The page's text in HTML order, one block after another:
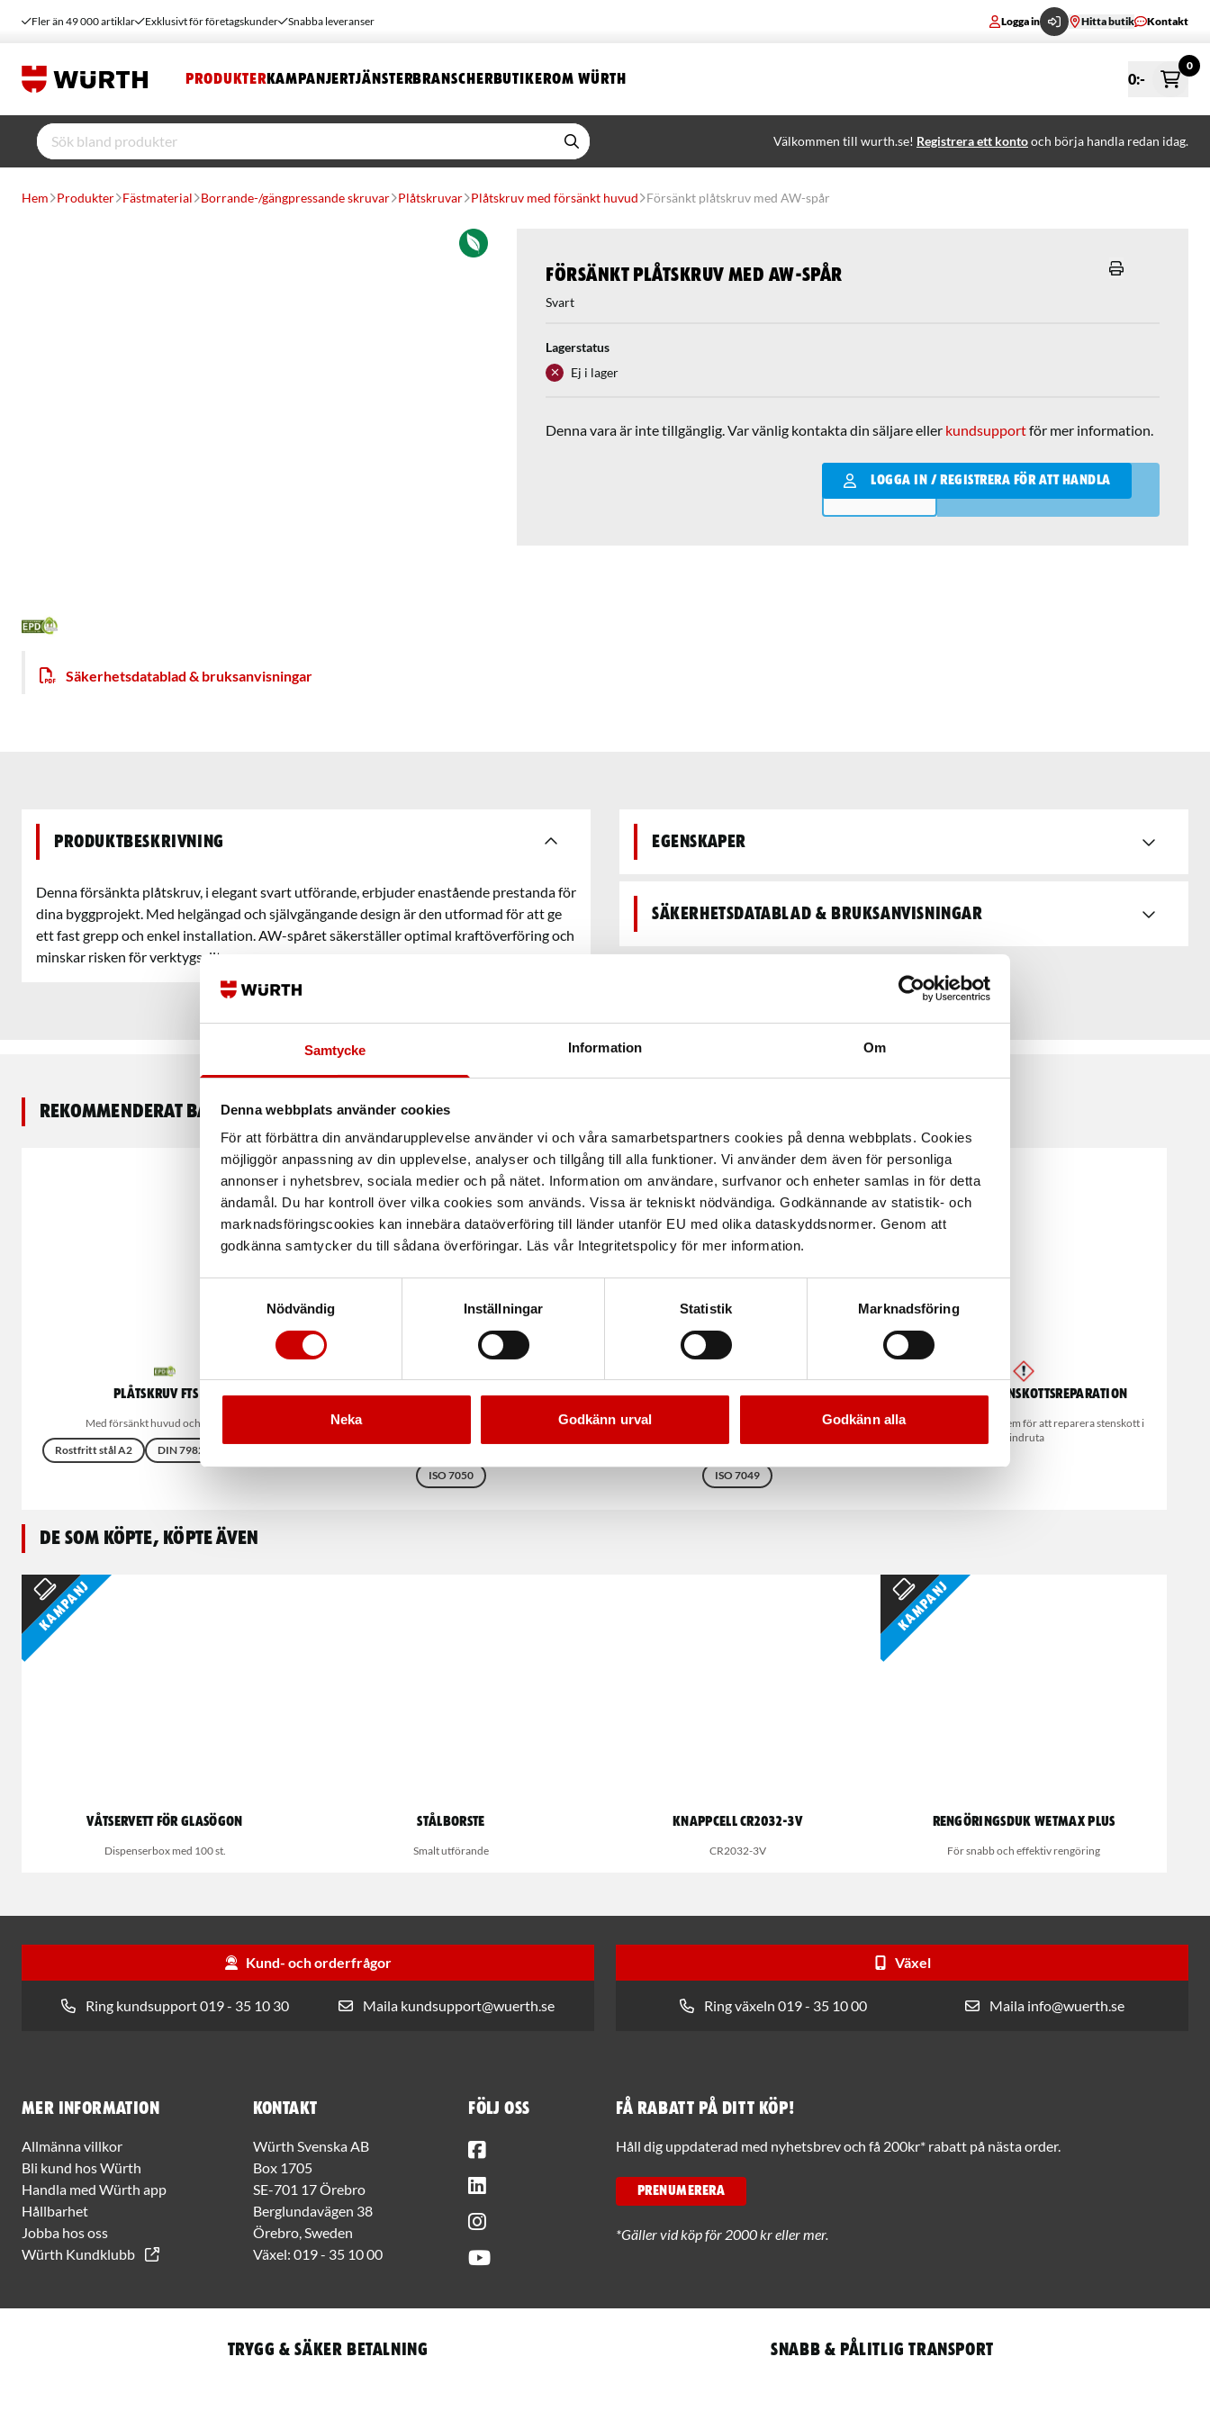
Samtycke Information Om
Denna webbplats använder cookies
För att förbättra din användarupplevelse använder vi och våra samarbetspartners cookies på denna webbplats. Cookies
möjliggör anpassning av din upplevelse, analyser och tillgång till alla funktioner. Vi använder dem även för personliga
annonser i nyhetsbrev, sociala medier och på nätet. Information om användare, surfvanor och enheter samlas in för detta
ändamål. Du har kontroll över vilka cookies som används. Vissa är tekniskt nödvändiga. Godkännande av statistik- och
marknadsföringscookies kan innebära dataöverföring till länder utanför EU med olika dataskyddsnormer. Genom att
godkänna samtycker du till sådana överföringar. Läs vår Integritetspolicy för mer information.
Nödvändig
Inställningar Statistik Marknadsföring
Neka Godkänn urval Godkänn alla
Fler än 49 000 artiklar Exklusivt för företagskunder Snabba leveranser Logga in Hitta butik Kontakt
PRODUKTER KAMPANJERTJÄNSTERBRANSCHERBUTIKEROM WÜRTH 0:-
0
Välkommen till wurth.se! Registrera ett kontooch börja handla redan idag.
Hem Produkter Fästmaterial Borrande-/gängpressande skruvar Plåtskruvar Plåtskruv med försänkt huvud Försänkt plåtskruv med AW-spår
Försänkt plåtskruv med AW-spår
Svart
Lagerstatus
Ej i lager
Denna vara är inte tillgänglig. Var vänlig kontakta din säljare eller kundsupportför mer information.
LOGGA IN / REGISTRERA FÖR ATT HANDLA
Qantity
LÄGG I VARUKORGEN
Säkerhetsdatablad & bruksanvisningar
Produktbeskrivning
Denna försänkta plåtskruv, i elegant svart utförande, erbjuder enastående prestanda för
dina byggprojekt. Med helgängad och självgängande design är den utformad för att ge
ett fast grepp och enkel installation. AW-spåret säkerställer optimal kraftöverföring och
minskar risken för verktygsslitage.
Egenskaper
Säkerhetsdatablad & bruksanvisningar
Rekommenderat baserat på vald produkt
Plåtskruv FTS A2
Med försänkt huvud och AW-spår
Rostfritt stål A2
DIN 7982
Plåtskruv FZB
ISO 7050
Plåtskruv RXS FZB PH-spår
ISO 7049
System för stenskottsreparation
Snabbt och enkelt system för att reparera stenskott i
vindruta
De som köpte, köpte även
Kampanj
Våtservett för glasögon
Dispenserbox med 100 st.
Stålborste
Smalt utförande
Knappcell CR2032-3V
CR2032-3V
Kampanj
Rengöringsduk Wetmax Plus
För snabb och effektiv rengöring
Kund- och orderfrågor
Ring kundsupport 019 - 35 10 30 Maila kundsupport@wuerth.se
Växel
Ring växeln 019 - 35 10 00 Maila info@wuerth.se
Mer information
Allmänna villkor
Bli kund hos Würth
Handla med Würth app
Hållbarhet
Jobba hos oss
Würth Kundklubb
Kontakt
Würth Svenska AB
Box 1705
SE-701 17 Örebro
Berglundavägen 38
Örebro, Sweden
Växel: 019 - 35 10 00
Följ oss Få rabatt på ditt köp!
Håll dig uppdaterad med nyhetsbrev och få 200kr* rabatt på nästa order.
PRENUMERERA
*Gäller vid köp för 2000 kr eller mer.
Trygg & säker betalning Snabb & pålitlig transport